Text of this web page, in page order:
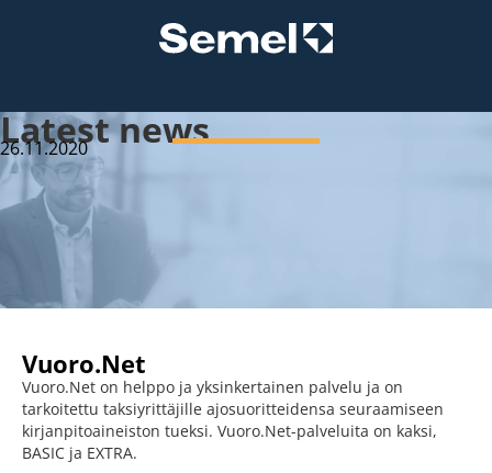
Latest news
26.11.2020
Vuoro.Net
Vuoro.Net on helppo ja yksinkertainen palvelu ja on
tarkoitettu taksiyrittäjille ajosuoritteidensa seuraamiseen
kirjanpitoaineiston tueksi. Vuoro.Net-palveluita on kaksi,
BASIC ja EXTRA.